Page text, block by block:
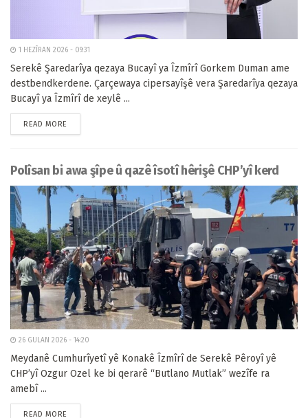
1 HEZÎRAN 2026 - 09:31
Serekê Şaredarîya qezaya Bucayî ya Îzmîrî Gorkem Duman ame
destbendkerdene. Çarçewaya cipersayîşê vera Şaredarîya qezaya
Bucayî ya Îzmîrî de xeylê ...
READ MORE
Polîsan bi awa şîpe û qazê îsotî hêrişê CHP’yî kerd
26 GULAN 2026 - 14:20
Meydanê Cumhurîyetî yê Konakê Îzmîrî de Serekê Pêroyî yê
CHP’yî Ozgur Ozel ke bi qerarê “Butlano Mutlak” wezîfe ra
amebî ...
READ MORE